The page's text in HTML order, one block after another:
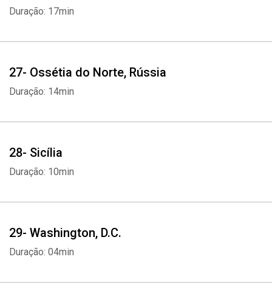
Duração: 17min
27- Ossétia do Norte, Rússia
Duração: 14min
28- Sicília
Duração: 10min
29- Washington, D.C.
Duração: 04min